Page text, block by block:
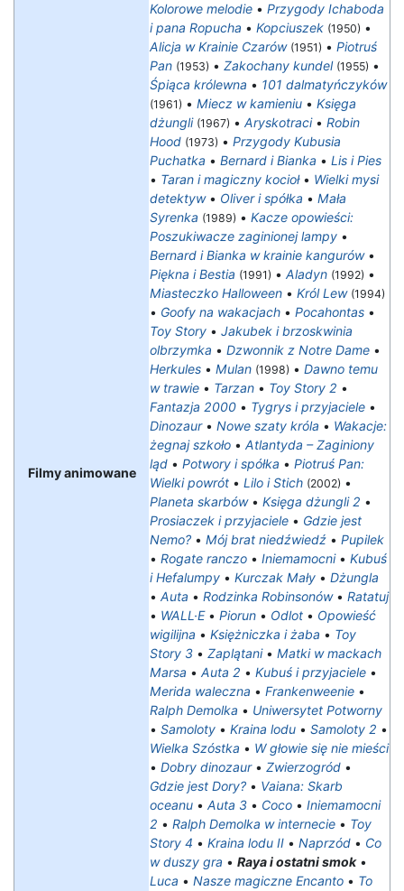
Filmy animowane
Kolorowe melodie • Przygody Ichaboda
i pana Ropucha • Kopciuszek (1950) •
Alicja w Krainie Czarów (1951) • Piotruś
Pan (1953) • Zakochany kundel (1955) •
Śpiąca królewna • 101 dalmatyńczyków
(1961) • Miecz w kamieniu • Księga
dżungli (1967) • Aryskotraci• Robin
Hood (1973) • Przygody Kubusia
Puchatka • Bernard i Bianka • Lis i Pies
• Taran i magiczny kocioł• Wielki mysi
detektyw• Oliver i spółka • Mała
Syrenka (1989) • Kacze opowieści:
Poszukiwacze zaginionej lampy •
Bernard i Bianka w krainie kangurów•
Piękna i Bestia (1991) • Aladyn (1992) •
Miasteczko Halloween • Król Lew (1994)
• Goofy na wakacjach • Pocahontas •
Toy Story • Jakubek i brzoskwinia
olbrzymka • Dzwonnik z Notre Dame •
Herkules • Mulan (1998) • Dawno temu
w trawie • Tarzan • Toy Story 2 •
Fantazja 2000 • Tygrys i przyjaciele •
Dinozaur• Nowe szaty króla • Wakacje:
żegnaj szkoło • Atlantyda – Zaginiony
ląd • Potwory i spółka • Piotruś Pan:
Wielki powrót • Lilo i Stich (2002) •
Planeta skarbów• Księga dżungli 2 •
Prosiaczek i przyjaciele • Gdzie jest
Nemo? • Mój brat niedźwiedź • Pupilek
• Rogate ranczo • Iniemamocni• Kubuś
i Hefalumpy • Kurczak Mały • Dżungla
• Auta • Rodzinka Robinsonów• Ratatuj
• WALL·E• Piorun • Odlot • Opowieść
wigilijna • Księżniczka i żaba • Toy
Story 3 • Zaplątani• Matki w mackach
Marsa • Auta 2 • Kubuś i przyjaciele •
Merida waleczna • Frankenweenie •
Ralph Demolka • Uniwersytet Potworny
• Samoloty • Kraina lodu • Samoloty 2 •
Wielka Szóstka • W głowie się nie mieści
• Dobry dinozaur• Zwierzogród •
Gdzie jest Dory? • Vaiana: Skarb
oceanu • Auta 3 • Coco • Iniemamocni
2 • Ralph Demolka w internecie • Toy
Story 4 • Kraina lodu II • Naprzód • Co
w duszy gra • Raya i ostatni smok•
Luca • Nasze magiczne Encanto • To